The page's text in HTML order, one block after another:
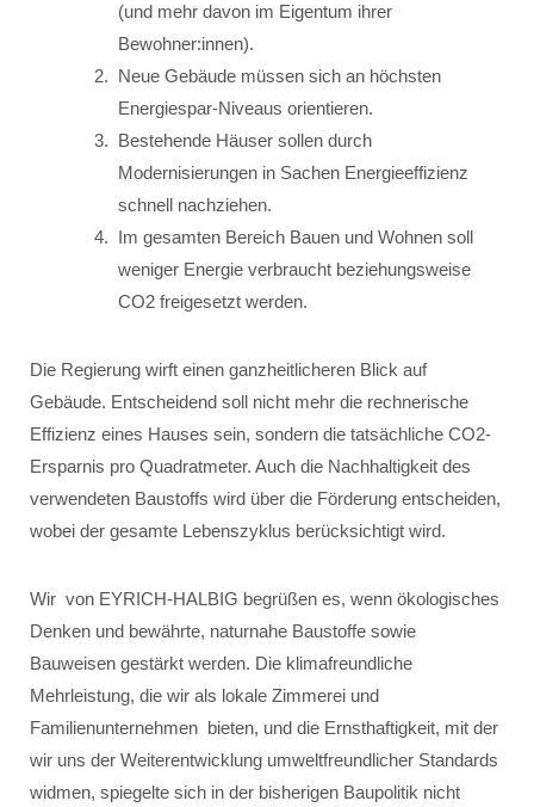
(und mehr davon im Eigentum ihrer
Bewohner:innen).
Neue Gebäude müssen sich an höchsten
Energiespar-Niveaus orientieren.
Bestehende Häuser sollen durch
Modernisierungen in Sachen Energieeffizienz
schnell nachziehen.
Im gesamten Bereich Bauen und Wohnen soll
weniger Energie verbraucht beziehungsweise
CO2 freigesetzt werden.
Die Regierung wirft einen ganzheitlicheren Blick auf
Gebäude. Entscheidend soll nicht mehr die rechnerische
Effizienz eines Hauses sein, sondern die tatsächliche CO2-
Ersparnis pro Quadratmeter. Auch die Nachhaltigkeit des
verwendeten Baustoffs wird über die Förderung entscheiden,
wobei der gesamte Lebenszyklus berücksichtigt wird.
Wir von EYRICH-HALBIG begrüßen es, wenn ökologisches
Denken und bewährte, naturnahe Baustoffe sowie
Bauweisen gestärkt werden. Die klimafreundliche
Mehrleistung, die wir als lokale Zimmerei und
Familienunternehmen bieten, und die Ernsthaftigkeit, mit der
wir uns der Weiterentwicklung umweltfreundlicher Standards
widmen, spiegelte sich in der bisherigen Baupolitik nicht